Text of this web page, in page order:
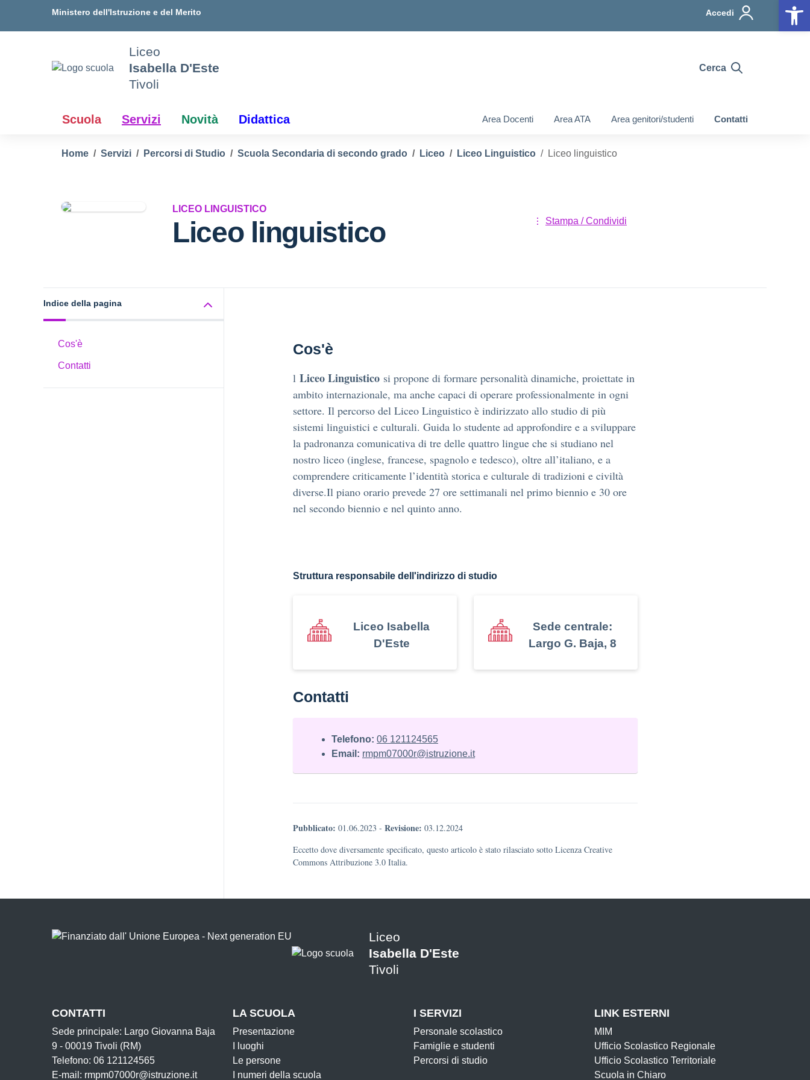
Ministero dell'Istruzione e del Merito Accedi
Liceo
Isabella D'Este
Tivoli
Cerca
Scuola Servizi Novità Didattica Area Docenti Area ATA Area genitori/studenti Contatti
Home Servizi Percorsi di Studio Scuola Secondaria di secondo grado Liceo Liceo Linguistico Liceo linguistico
LICEO LINGUISTICO
Liceo linguistico Stampa / Condividi
Indice della pagina
Cos'è
Contatti
Cos'è
l Liceo Linguistico si propone di formare personalità dinamiche, proiettate in
ambito internazionale, ma anche capaci di operare professionalmente in ogni
settore. Il percorso del Liceo Linguistico è indirizzato allo studio di più
sistemi linguistici e culturali. Guida lo studente ad approfondire e a sviluppare
la padronanza comunicativa di tre delle quattro lingue che si studiano nel
nostro liceo (inglese, francese, spagnolo e tedesco), oltre all’italiano, e a
comprendere criticamente l’identità storica e culturale di tradizioni e civiltà
diverse.Il piano orario prevede 27 ore settimanali nel primo biennio e 30 ore
nel secondo biennio e nel quinto anno.
Struttura responsabile dell'indirizzo di studio
Liceo Isabella
D'Este
Sede centrale:
Largo G. Baja, 8
Contatti
Telefono: 06 121124565
Email: rmpm07000r@istruzione.it
Pubblicato: 01.06.2023 - Revisione: 03.12.2024
Eccetto dove diversamente specificato, questo articolo è stato rilasciato sotto Licenza Creative
Commons Attribuzione 3.0 Italia.
Liceo
Isabella D'Este
Tivoli
CONTATTI
Sede principale: Largo Giovanna Baja
9 - 00019 Tivoli (RM)
Telefono: 06 121124565
E-mail: rmpm07000r@istruzione.it
LA SCUOLA
Presentazione
I luoghi
Le persone
I numeri della scuola
I SERVIZI
Personale scolastico
Famiglie e studenti
Percorsi di studio
LINK ESTERNI
MIM
Ufficio Scolastico Regionale
Ufficio Scolastico Territoriale
Scuola in Chiaro